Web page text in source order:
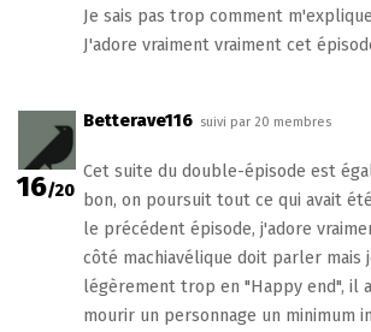
Je sais pas trop comment
J'adore vraiment vraiment cet
16/20
Betterave116 suivi par 20 membres
Cet suite du double-épisode est
bon, on poursuit tout ce qui avait
le précédent épisode, j'adore
côté machiavélique doit parler mais
légèrement trop en "Happy end", il
mourir un personnage un minimum